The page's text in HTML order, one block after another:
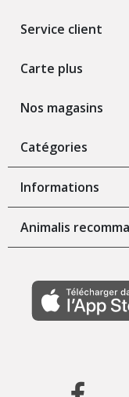
Service client
Carte plus
Nos magasins
Catégories
Informations
Animalis